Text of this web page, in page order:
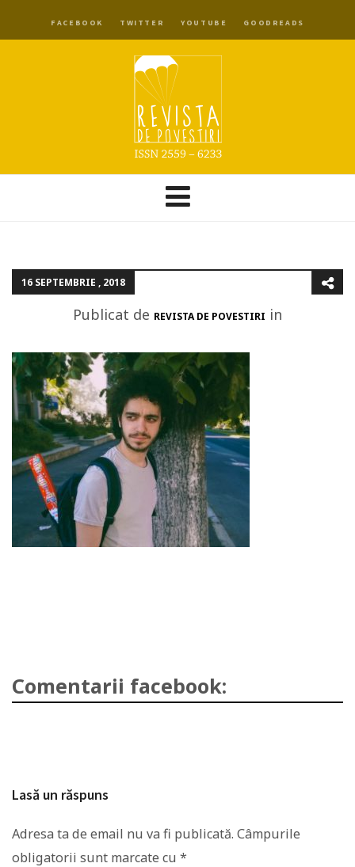
FACEBOOK TWITTER YOUTUBE GOODREADS
16 SEPTEMBRIE , 2018
Publicat de REVISTA DE POVESTIRI in
Comentarii facebook:
Lasă un răspuns
Adresa ta de email nu va fi publicată. Câmpurile
obligatorii sunt marcate cu *